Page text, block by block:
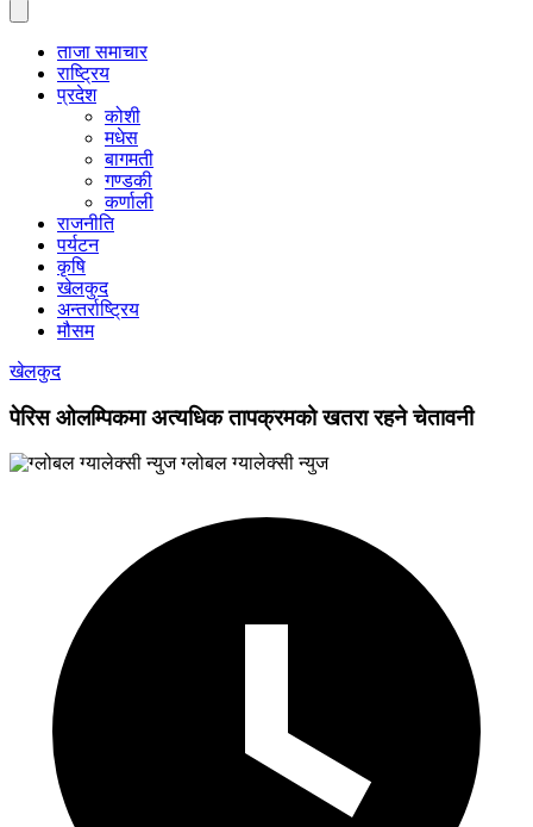
ताजा समाचार
राष्ट्रिय
प्रदेश
कोशी
मधेस
बागमती
गण्डकी
कर्णाली
राजनीति
पर्यटन
कृषि
खेलकुद
अन्तर्राष्ट्रिय
मौसम
खेलकुद
पेरिस ओलम्पिकमा अत्यधिक तापक्रमको खतरा रहने चेतावनी
ग्लोबल ग्यालेक्सी न्युज